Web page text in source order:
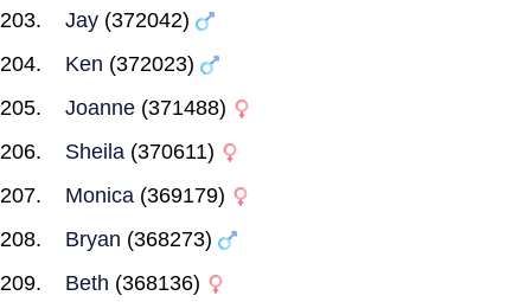
Jay (372042)
Ken (372023)
Joanne (371488)
Sheila (370611)
Monica (369179)
Bryan (368273)
Beth (368136)